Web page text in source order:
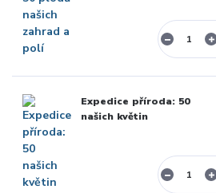
Expedice příroda: 50
našich květin